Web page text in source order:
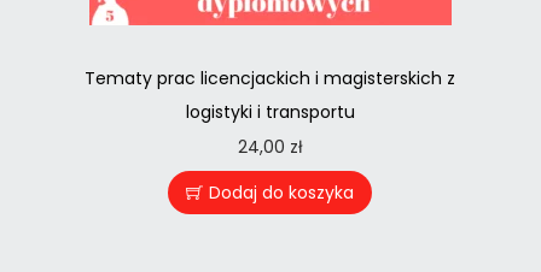
Tematy prac licencjackich i magisterskich z
logistyki i transportu
24,00 zł
Dodaj do koszyka